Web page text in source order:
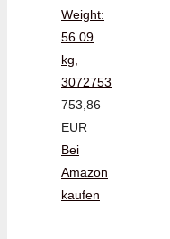
Weight:
56.09
kg,
3072753
753,86
EUR
Bei
Amazon
kaufen